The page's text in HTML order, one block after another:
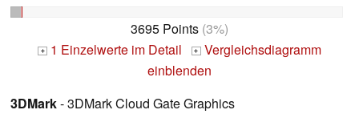
3695 Points (3%)
+ 1 Einzelwerte im Detail + Vergleichsdiagramm
einblenden
3DMark- 3DMark Cloud Gate Graphics